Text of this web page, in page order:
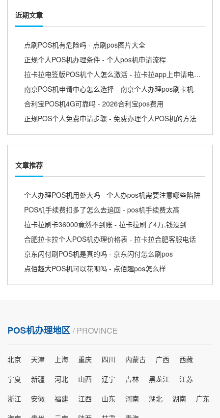
近期文章
点刷POS机有危险吗 - 点刷pos图片大全
正规个人POS机办理条件 - 个人pos机申请流程
拉卡拉电签版POS机个人怎么激活 - 拉卡拉app上申请电签pos需要收费吗
南京POS机申请中心怎么选择 - 南京个人办理pos刷卡机
合利宝POS机4G可靠吗 - 2026合利宝pos费用
正规POS个人免费申请步骤 - 免费办理个人POS机的方法
文章推荐
个人办理POS机用处大吗 - 个人办pos机需要注意哪些陷阱
POS机手续费扣多了怎么去追回 - pos机手续费太高
拉卡拉刷卡36000竟然不到账 - 拉卡拉刷了4万,钱没到
合肥拉卡拉个人POS机办理价格表 - 拉卡拉合肥客服电话
京东闪付刷POS机是真的吗 - 京东闪付怎么刷pos
点佰趣大POS机可以花呗吗 - 点佰趣pos怎么样
POS机办理地区 / PROVINCE
北京 天津 上海 重庆 四川 内蒙古 广西
西藏
宁夏
新疆 河北 山西 辽宁 吉林 黑龙江
江苏
浙江
安徽 福建 江西 山东 河南 湖北 湖南
广东